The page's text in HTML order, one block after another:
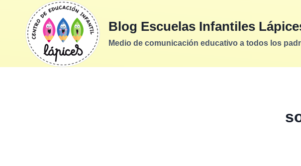
contenido
Blog Escuelas Infantiles
Medio de comunicación educativo a todos los